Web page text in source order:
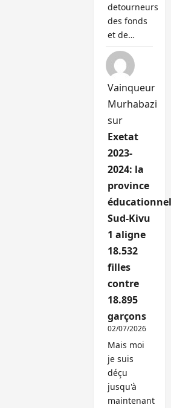
detourneurs
des fonds
et de…
Vainqueur
Murhabazi
sur
Exetat
2023-
2024: la
province
Sud-Kivu
1 aligne
18.532
filles
contre
18.895
garçons
02/07/2026
Mais moi
je suis
déçu
jusqu'à
maintenant